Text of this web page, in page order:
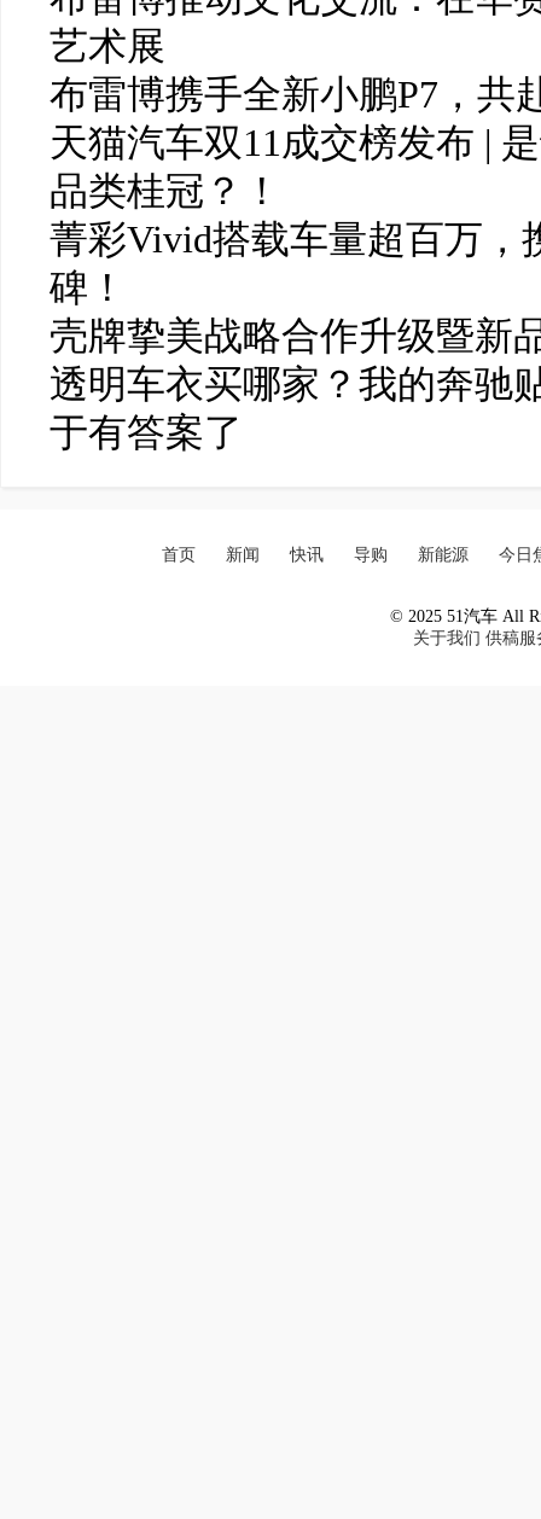
艺术展
布雷博携手全新小鹏P7，共
天猫汽车双11成交榜发布 |
品类桂冠？！
菁彩Vivid搭载车量超百万，
碑！
壳牌挚美战略合作升级暨新
透明车衣买哪家？我的奔驰
于有答案了
首页 新闻 快讯 导购 新能源 今日
© 2025 51汽车 All
关于我们 供稿服